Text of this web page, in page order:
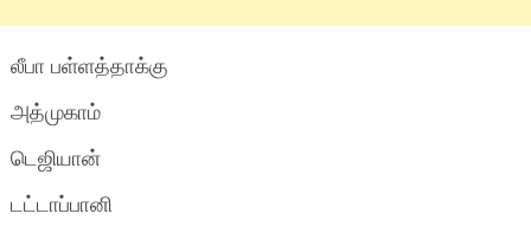
லீபா பள்ளத்தாக்கு
அத்முகாம்
டெஜியான்
டட்டாப்பானி